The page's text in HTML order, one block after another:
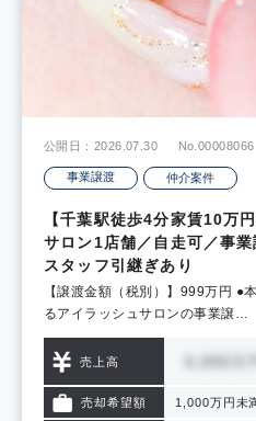
公開日：2026.07.30 No.00008066
事業譲渡 仲介案件
【千葉駅徒歩4分家賃10万
サロン1店舗／自走可／事
スタッフ引継ぎあり
【譲渡金額（税別）】999万円 ●
るアイラッシュサロンの事業譲…
売上高
売却希望額 1,000万円未